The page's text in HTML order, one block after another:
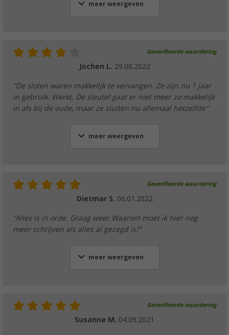
meer weergeven
Geverifieerde waardering
Jochen L. 29.08.2022
"De sloten waren makkelijk te vervangen. Ze zijn nu 1 jaar
in gebruik. Werkt. De sleutel gaat er niet meer zo makkelijk
in als bij de oude, maar ze sluiten nu allemaal hetzelfde"
meer weergeven
Geverifieerde waardering
Dietmar S. 06.01.2022
"Alles is in orde. Graag weer Waarom moet ik hier nog
meer schrijven als alles al gezegd is?"
meer weergeven
Geverifieerde waardering
Susanne M. 04.09.2021